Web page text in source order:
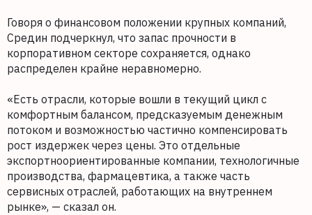
Говоря о финансовом положении крупных компаний,
Средин подчеркнул, что запас прочности в
корпоративном секторе сохраняется, однако
распределен крайне неравномерно.
«Есть отрасли, которые вошли в текущий цикл с
комфортным балансом, предсказуемым денежным
потоком и возможностью частично компенсировать
рост издержек через цены. Это отдельные
экспортноориентированные компании, технологичные
производства, фармацевтика, а также часть
сервисных отраслей, работающих на внутреннем
рынке», — сказал он.